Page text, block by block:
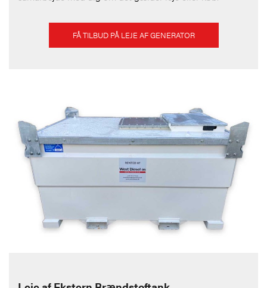
FÅ TILBUD PÅ LEJE AF GENERATOR